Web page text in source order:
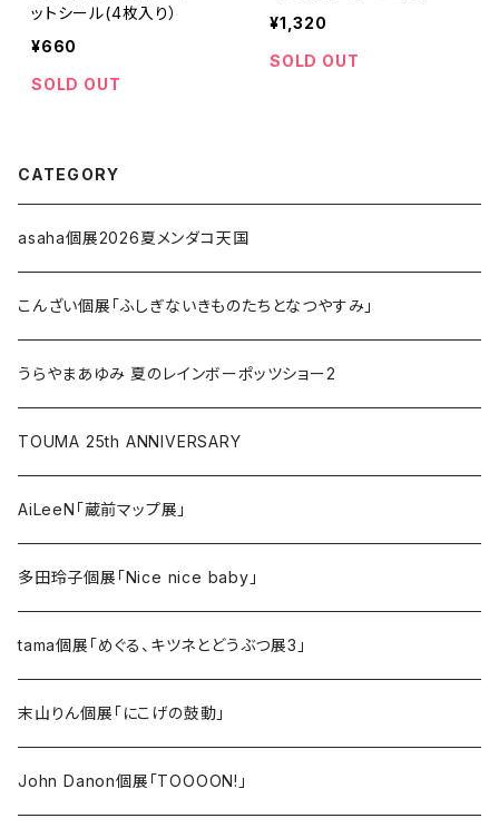
ットシール(4枚入り）
¥660
SOLD OUT
¥1,320
SOLD OUT
CATEGORY
asaha個展2026夏メンダコ天国
こんざい個展「ふしぎないきものたちとなつやすみ」
うらやまあゆみ 夏のレインボーポッツショー2
TOUMA 25th ANNIVERSARY
AiLeeN「蔵前マップ展」
多田玲子個展「Nice nice baby」
tama個展「めぐる、キツネとどうぶつ展3」
末山りん個展「にこげの鼓動」
John Danon個展「TOOOON!」